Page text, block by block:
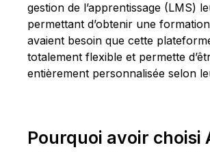
gestion de l’apprentissage (LMS)
permettant d’obtenir une
avaient besoin que cette
totalement flexible et permette
entièrement personnalisée selon
Pourquoi avoir choisi